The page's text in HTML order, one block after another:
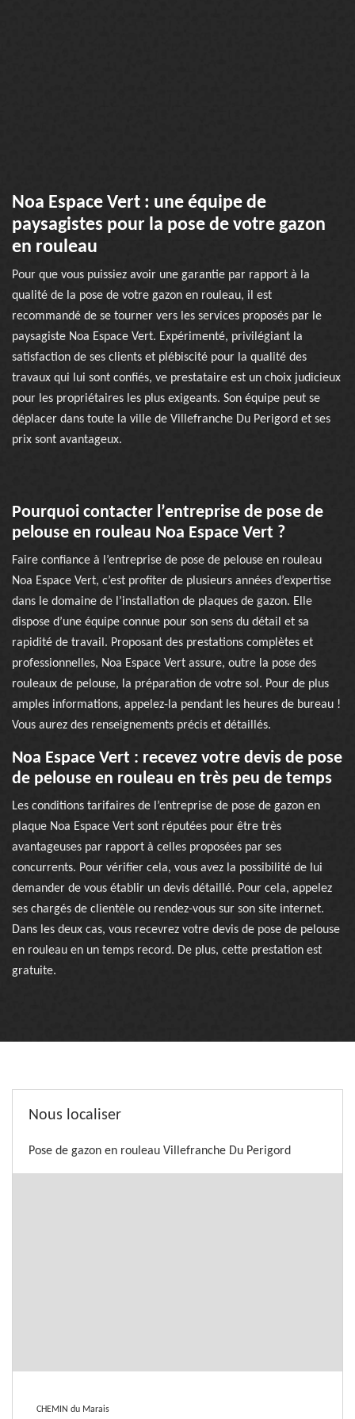
Noa Espace Vert : une équipe de
paysagistes pour la pose de votre gazon
en rouleau
Pour que vous puissiez avoir une garantie par rapport à la
qualité de la pose de votre gazon en rouleau, il est
recommandé de se tourner vers les services proposés par le
paysagiste Noa Espace Vert. Expérimenté, privilégiant la
satisfaction de ses clients et plébiscité pour la qualité des
travaux qui lui sont confiés, ve prestataire est un choix judicieux
pour les propriétaires les plus exigeants. Son équipe peut se
déplacer dans toute la ville de Villefranche Du Perigord et ses
prix sont avantageux.
Pourquoi contacter l’entreprise de pose de
pelouse en rouleau Noa Espace Vert ?
Faire confiance à l’entreprise de pose de pelouse en rouleau
Noa Espace Vert, c’est profiter de plusieurs années d’expertise
dans le domaine de l’installation de plaques de gazon. Elle
dispose d’une équipe connue pour son sens du détail et sa
rapidité de travail. Proposant des prestations complètes et
professionnelles, Noa Espace Vert assure, outre la pose des
rouleaux de pelouse, la préparation de votre sol. Pour de plus
amples informations, appelez-la pendant les heures de bureau !
Vous aurez des renseignements précis et détaillés.
Noa Espace Vert : recevez votre devis de pose
de pelouse en rouleau en très peu de temps
Les conditions tarifaires de l’entreprise de pose de gazon en
plaque Noa Espace Vert sont réputées pour être très
avantageuses par rapport à celles proposées par ses
concurrents. Pour vérifier cela, vous avez la possibilité de lui
demander de vous établir un devis détaillé. Pour cela, appelez
ses chargés de clientèle ou rendez-vous sur son site internet.
Dans les deux cas, vous recevrez votre devis de pose de pelouse
en rouleau en un temps record. De plus, cette prestation est
gratuite.
Nous localiser
Pose de gazon en rouleau Villefranche Du Perigord
CHEMIN du Marais